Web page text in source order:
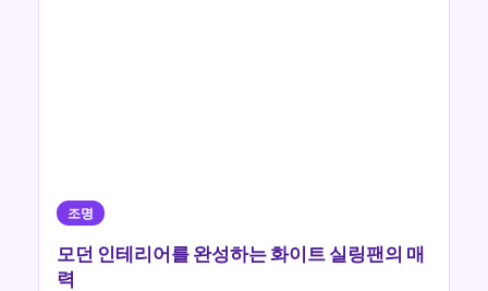
조명
모던 인테리어를 완성하는 화이트 실링팬의 매
력